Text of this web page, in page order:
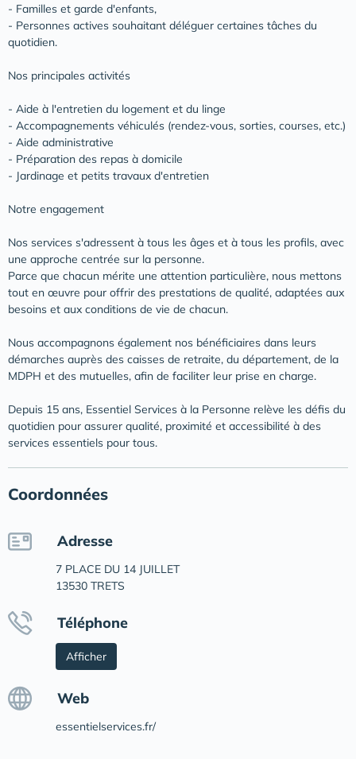
- Familles et garde d'enfants,
- Personnes actives souhaitant déléguer certaines tâches du
quotidien.
Nos principales activités
- Aide à l'entretien du logement et du linge
- Accompagnements véhiculés (rendez-vous, sorties, courses, etc.)
- Aide administrative
- Préparation des repas à domicile
- Jardinage et petits travaux d'entretien
Notre engagement
Nos services s'adressent à tous les âges et à tous les profils, avec
une approche centrée sur la personne.
Parce que chacun mérite une attention particulière, nous mettons
tout en œuvre pour offrir des prestations de qualité, adaptées aux
besoins et aux conditions de vie de chacun.
Nous accompagnons également nos bénéficiaires dans leurs
démarches auprès des caisses de retraite, du département, de la
MDPH et des mutuelles, afin de faciliter leur prise en charge.
Depuis 15 ans, Essentiel Services à la Personne relève les défis du
quotidien pour assurer qualité, proximité et accessibilité à des
services essentiels pour tous.
Coordonnées
Adresse
7 PLACE DU 14 JUILLET
13530 TRETS
Téléphone
Afficher
Web
essentielservices.fr/